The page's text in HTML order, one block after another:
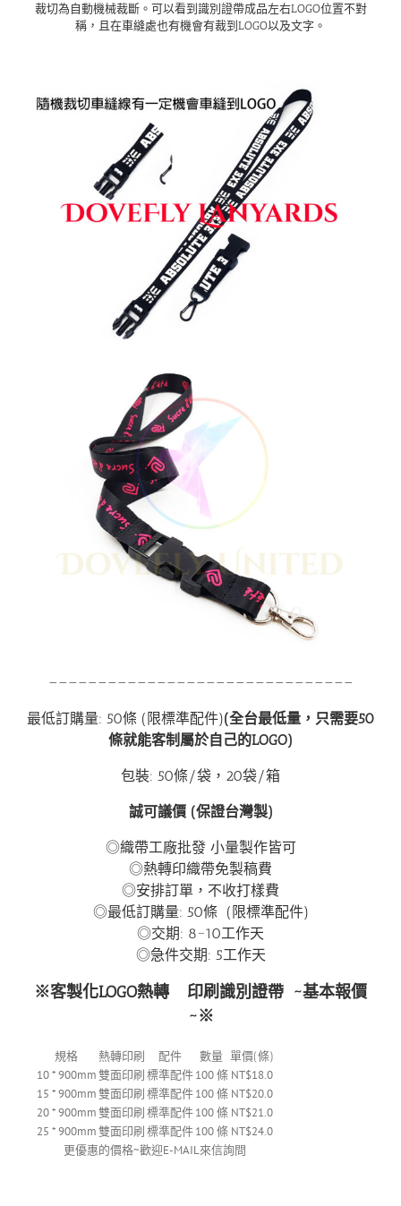
裁切為自動機械裁斷。可以看到識別證帶成品左右LOGO位置不對
稱，且在車縫處也有機會有裁到LOGO以及文字。
———————————————————————————————
最低訂購量: 50條 (限標準配件)(全台最低量，只需要50
條就能客制屬於自己的LOGO)
包裝: 50條/袋，20袋/箱
誠可議價 (保證台灣製)
◎織帶工廠批發 小量製作皆可
◎熱轉印織帶免製稿費
◎安排訂單，不收打樣費
◎最低訂購量: 50條 (限標準配件)
◎交期: 8~10工作天
◎急件交期: 5工作天
※客製化LOGO熱轉 印刷識別證帶 ~基本報價
~※
規格 熱轉印刷 配件 數量 單價(條)
10 * 900mm雙面印刷標準配件 100 條 NT$18.0
15 * 900mm雙面印刷標準配件 100 條 NT$20.0
20 * 900mm雙面印刷標準配件 100 條 NT$21.0
25 * 900mm雙面印刷標準配件 100 條 NT$24.0
更優惠的價格~歡迎E-MAIL來信詢問